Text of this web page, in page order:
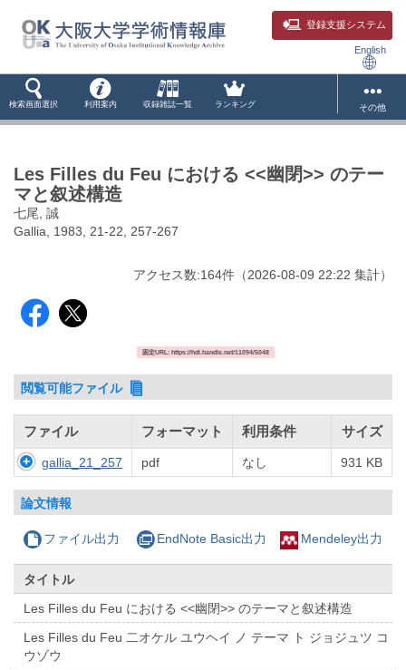
登録支援システム
English
検索画面選択 利用案内 収録雑誌一覧 ランキング その他
Les Filles du Feu における <<幽閉>> のテー
マと叙述構造
七尾, 誠
Gallia, 1983, 21-22, 257-267
アクセス数:164件 （2026-08-09 22:22 集計）
固定URL: https://hdl.handle.net/11094/5048
閲覧可能ファイル
ファイル フォーマット 利用条件 サイズ
gallia_21_257 pdf なし 931 KB
論文情報
ファイル出力 EndNote Basic出力 Mendeley出力
タイトル
Les Filles du Feu における <<幽閉>> のテーマと叙述構造
Les Filles du Feu 二オケル ユウヘイ ノ テーマ ト ジョジュツ コ
ウゾウ